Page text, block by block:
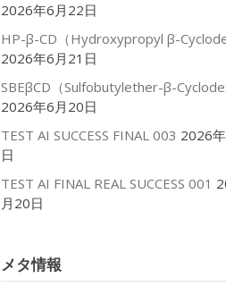
2026年6月22日
HP-β-CD（Hydroxypropyl β-
2026年6月21日
SBEβCD（Sulfobutylether-β-
2026年6月20日
TEST AI SUCCESS FINAL 003 2026
日
TEST AI FINAL REAL SUCCESS 001
月20日
メタ情報